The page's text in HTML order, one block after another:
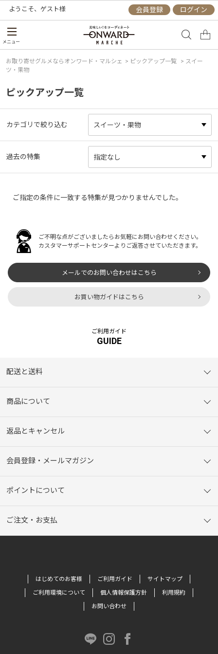
ようこそ、 ゲスト様 会員登録 ログイン
メニュー
お取り寄せグルメならオンワード・マルシェ > ピックアップ一覧
> スイー
ツ・果物
ピックアップ一覧
カテゴリで絞り込む
過去の特集
ご指定の条件に一致する特集が見つかりませんでした。
ご不明な点がございましたらお気軽にお問い合わせください。
カスタマーサポートセンターよりご返答させていただきます。
メールでのお問い合わせはこちら
お買い物ガイドはこちら
ご利用ガイド
GUIDE
配送と送料
商品について
返品とキャンセル
会員登録・メールマガジン
ポイントについて
ご注文・お支払
はじめてのお客様 ご利用ガイド
サイトマップ
ご利用環境について
個人情報保護方針
利用規約
お問い合わせ